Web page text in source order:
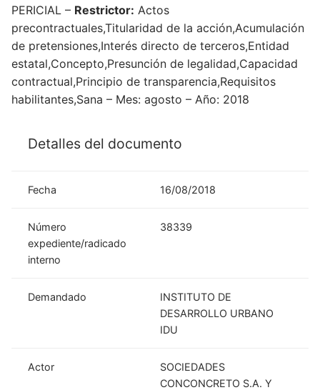
PERICIAL – Restrictor: Actos
precontractuales,Titularidad de la acción,Acumulación
de pretensiones,Interés directo de terceros,Entidad
estatal,Concepto,Presunción de legalidad,Capacidad
contractual,Principio de transparencia,Requisitos
habilitantes,Sana – Mes: agosto – Año: 2018
Detalles del documento
Fecha 16/08/2018
Número
expediente/radicado
interno
38339
Demandado
INSTITUTO DE
DESARROLLO URBANO
IDU
Actor
SOCIEDADES
CONCONCRETO S.A. Y